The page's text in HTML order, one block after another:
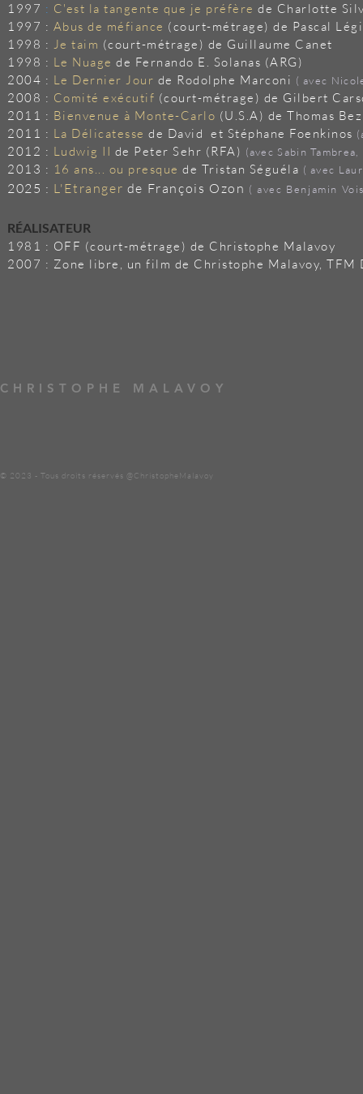
1997 : C'est la tangente que je préfère de Charlotte
1997 : Abus de méfiance (court-métrage) de Pascal
1998 : Je taim (court-métrage) de Guillaume Canet
1998 : Le Nuage de Fernando E. Solanas (ARG)
2004 : Le Dernier Jour de Rodolphe Marconi ( avec
2008 : Comité exécutif (court-métrage) de Gilbert
2011 : Bienvenue à Monte-Carlo (U.S.A) de Thomas
2011 : La Délicatesse de David et Stéphane Foenkinos
2012 : Ludwig II de Peter Sehr (RFA) (avec Sabin
2013 : 16 ans... ou presque de Tristan Séguéla ( avec
​2025 : L'Etranger de François Ozon ( avec Benjamin
RÉALISATEUR
1981 : OFF (court-métrage) de Christophe Malavoy
2007 : Zone libre, un film de Christophe Malavoy, TFM
CHRISTOPHE MALAVOY
© 2023 - Tous droits réservés @ChristopheMalavoy